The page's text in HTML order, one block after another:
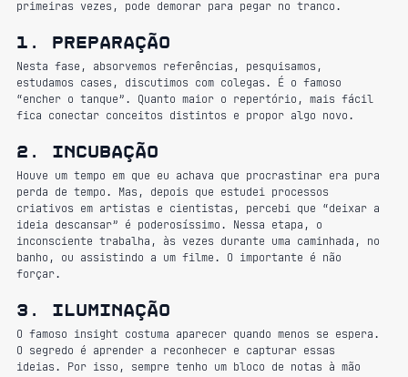
primeiras vezes, pode demorar para pegar no tranco.
1. preparação
Nesta fase, absorvemos referências, pesquisamos,
estudamos cases, discutimos com colegas. É o famoso
“encher o tanque”. Quanto maior o repertório, mais fácil
fica conectar conceitos distintos e propor algo novo.
2. incubação
Houve um tempo em que eu achava que procrastinar era pura
perda de tempo. Mas, depois que estudei processos
criativos em artistas e cientistas, percebi que “deixar a
ideia descansar” é poderosíssimo. Nessa etapa, o
inconsciente trabalha, às vezes durante uma caminhada, no
banho, ou assistindo a um filme. O importante é não
forçar.
3. iluminação
O famoso insight costuma aparecer quando menos se espera.
O segredo é aprender a reconhecer e capturar essas
ideias. Por isso, sempre tenho um bloco de notas à mão